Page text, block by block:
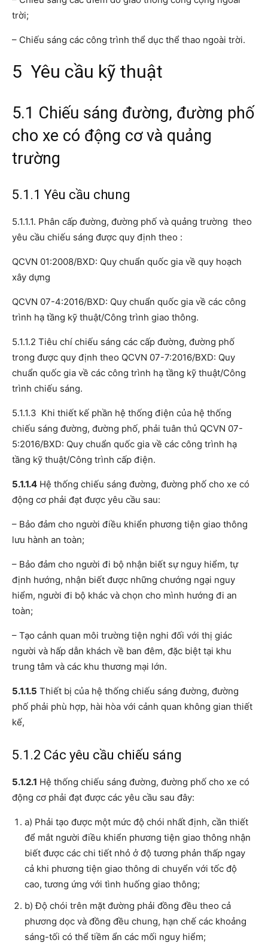
trời;
– Chiếu sáng các công trình thể dục thể thao ngoài trời.
5 Yêu cầu kỹ thuật
5.1 Chiếu sáng đường, đường phố
cho xe có động cơ và quảng
trường
5.1.1 Yêu cầu chung
5.1.1.1. Phân cấp đường, đường phố và quảng trường theo
yêu cầu chiếu sáng được quy định theo :
QCVN 01:2008/BXD: Quy chuẩn quốc gia về quy hoạch
xây dựng
QCVN 07-4:2016/BXD: Quy chuẩn quốc gia về các công
trình hạ tầng kỹ thuật/Công trình giao thông.
5.1.1.2 Tiêu chí chiếu sáng các cấp đường, đường phố
trong được quy định theo QCVN 07-7:2016/BXD: Quy
chuẩn quốc gia về các công trình hạ tầng kỹ thuật/Công
trình chiếu sáng.
5.1.1.3 Khi thiết kế phần hệ thống điện của hệ thống
chiếu sáng đường, đường phố, phải tuân thủ QCVN 07-
5:2016/BXD: Quy chuẩn quốc gia về các công trình hạ
tầng kỹ thuật/Công trình cấp điện.
5.1.1.4 Hệ thống chiếu sáng đường, đường phố cho xe có
động cơ phải đạt được yêu cầu sau:
– Bảo đảm cho người điều khiển phương tiện giao thông
lưu hành an toàn;
– Bảo đảm cho người đi bộ nhận biết sự nguy hiểm, tự
định hướng, nhận biết được những chướng ngại nguy
hiểm, người đi bộ khác và chọn cho mình hướng đi an
toàn;
– Tạo cảnh quan môi trường tiện nghi đối với thị giác
người và hấp dẫn khách về ban đêm, đặc biệt tại khu
trung tâm và các khu thương mại lớn.
5.1.1.5 Thiết bị của hệ thống chiếu sáng đường, đường
phố phải phù hợp, hài hòa với cảnh quan không gian thiết
kế,
5.1.2 Các yêu cầu chiếu sáng
5.1.2.1 Hệ thống chiếu sáng đường, đường phố cho xe có
động cơ phải đạt được các yêu cầu sau đây:
a) Phải tạo được một mức độ chói nhất định, cần thiết
để mắt người điều khiển phương tiện giao thông nhận
biết được các chi tiết nhỏ ở độ tương phản thấp ngay
cả khi phương tiện giao thông di chuyển với tốc độ
cao, tương ứng với tình huống giao thông;
b) Độ chói trên mặt đường phải đồng đều theo cả
phương dọc và đồng đều chung, hạn chế các khoảng
sáng-tối có thể tiềm ẩn các mối nguy hiểm;